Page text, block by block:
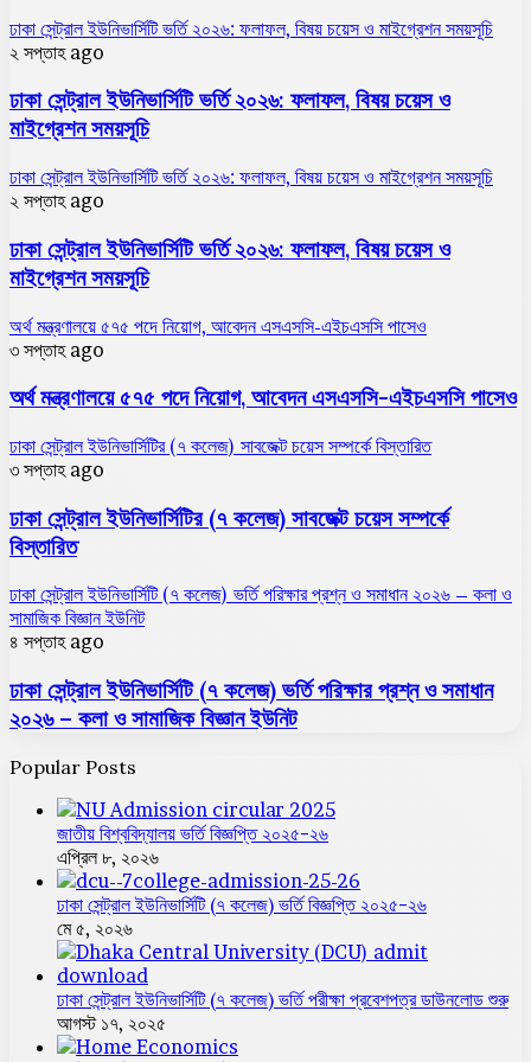
ঢাকা সেন্ট্রাল ইউনিভার্সিটি ভর্তি ২০২৬: ফলাফল, বিষয় চয়েস ও মাইগ্রেশন সময়সূচি
২ সপ্তাহ ago
ঢাকা সেন্ট্রাল ইউনিভার্সিটি ভর্তি ২০২৬: ফলাফল, বিষয় চয়েস ও
মাইগ্রেশন সময়সূচি
ঢাকা সেন্ট্রাল ইউনিভার্সিটি ভর্তি ২০২৬: ফলাফল, বিষয় চয়েস ও মাইগ্রেশন সময়সূচি
২ সপ্তাহ ago
ঢাকা সেন্ট্রাল ইউনিভার্সিটি ভর্তি ২০২৬: ফলাফল, বিষয় চয়েস ও
মাইগ্রেশন সময়সূচি
অর্থ মন্ত্রণালয়ে ৫৭৫ পদে নিয়োগ, আবেদন এসএসসি-এইচএসসি পাসেও
৩ সপ্তাহ ago
অর্থ মন্ত্রণালয়ে ৫৭৫ পদে নিয়োগ, আবেদন এসএসসি-এইচএসসি পাসেও
ঢাকা সেন্ট্রাল ইউনিভার্সিটির (৭ কলেজ) সাবজেক্ট চয়েস সম্পর্কে বিস্তারিত
৩ সপ্তাহ ago
ঢাকা সেন্ট্রাল ইউনিভার্সিটির (৭ কলেজ) সাবজেক্ট চয়েস সম্পর্কে
বিস্তারিত
ঢাকা সেন্ট্রাল ইউনিভার্সিটি (৭ কলেজ) ভর্তি পরিক্ষার প্রশ্ন ও সমাধান ২০২৬ – কলা ও
সামাজিক বিজ্ঞান ইউনিট
৪ সপ্তাহ ago
ঢাকা সেন্ট্রাল ইউনিভার্সিটি (৭ কলেজ) ভর্তি পরিক্ষার প্রশ্ন ও সমাধান
২০২৬ – কলা ও সামাজিক বিজ্ঞান ইউনিট
Popular Posts
জাতীয় বিশ্ববিদ্যালয় ভর্তি বিজ্ঞপ্তি ২০২৫-২৬
এপ্রিল ৮, ২০২৬
ঢাকা সেন্ট্রাল ইউনিভার্সিটি (৭ কলেজ) ভর্তি বিজ্ঞপ্তি ২০২৫-২৬
মে ৫, ২০২৬
ঢাকা সেন্ট্রাল ইউনিভার্সিটি (৭ কলেজ) ভর্তি পরীক্ষা প্রবেশপত্র ডাউনলোড শুরু
আগস্ট ১৭, ২০২৫